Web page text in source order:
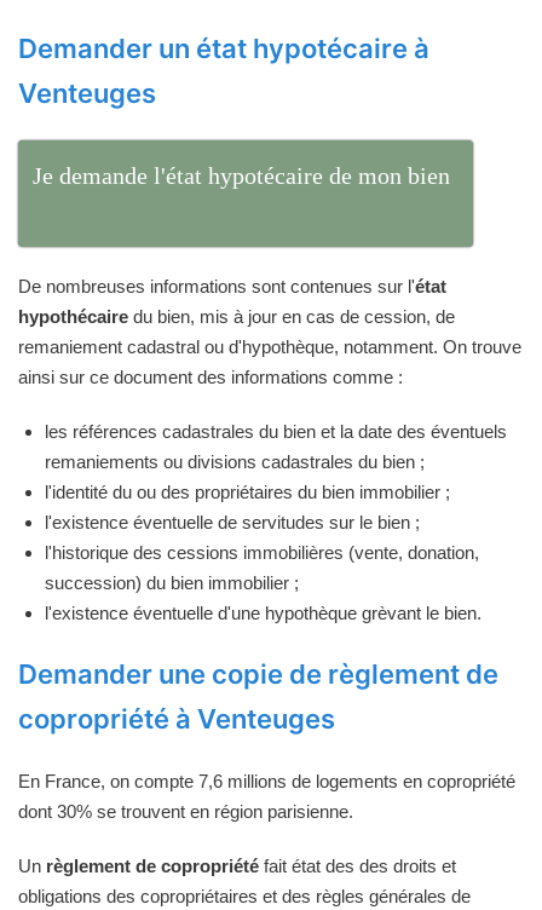
Demander un état hypotécaire à
Venteuges
Je demande l'état hypotécaire de mon bien
De nombreuses informations sont contenues sur l'état
hypothécaire du bien, mis à jour en cas de cession, de
remaniement cadastral ou d'hypothèque, notamment. On trouve
ainsi sur ce document des informations comme :
les références cadastrales du bien et la date des éventuels
remaniements ou divisions cadastrales du bien ;
l'identité du ou des propriétaires du bien immobilier ;
l'existence éventuelle de servitudes sur le bien ;
l'historique des cessions immobilières (vente, donation,
succession) du bien immobilier ;
l'existence éventuelle d'une hypothèque grèvant le bien.
Demander une copie de règlement de
copropriété à Venteuges
En France, on compte 7,6 millions de logements en copropriété
dont 30% se trouvent en région parisienne.
Un règlement de copropriété fait état des des droits et
obligations des copropriétaires et des règles générales de